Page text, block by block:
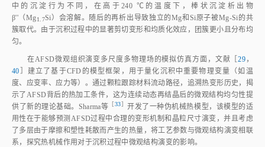
中的沉淀行为不同，在高于240 ℃的温度下，棒状沉淀析出物
β''（Mg1.7Si）会溶解。随后的再析出导致独立的Mg和Si原子被Mg‑Si的共
簇取代。由于沉积过程中的显著剪切变形和均质化效应，团簇更小且分布均
匀。
在AFSD微观组织演变多尺度多物理场的模拟仿真方面，文献［29 ，
40 ］建立了基于CFD的模型框架，用于量化沉积中重要物理变量（如温
度、应变率、应力等）。通过颗粒跟踪材料流动路径，追溯热变形历史，揭
示了AFSD背后的热加工条件，这为连续动态再结晶后的微观结构均匀性提
供了新的理论基础。Sharma等 ［33］ 开发了一种伪机械热模型，该模型的适
用性在于能够预测AFSD过程中合理的变形机制和晶粒尺寸演变，并且考虑
了多层由于摩擦和塑性耗散而产生的热量，将工艺参数与微观结构演变相联
系，探究热机械作用对于沉积过程中微观结构演变的影响。